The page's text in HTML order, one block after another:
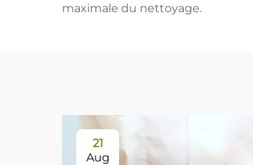
maximale du nettoyage.
21
Aug